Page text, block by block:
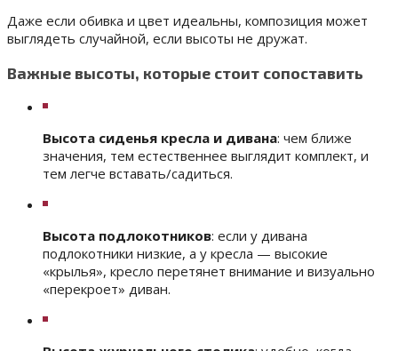
Даже если обивка и цвет идеальны, композиция может
выглядеть случайной, если высоты не дружат.
Важные высоты, которые стоит сопоставить
Высота сиденья кресла и дивана: чем ближе
значения, тем естественнее выглядит комплект, и
тем легче вставать/садиться.
Высота подлокотников: если у дивана
подлокотники низкие, а у кресла — высокие
«крылья», кресло перетянет внимание и визуально
«перекроет» диван.